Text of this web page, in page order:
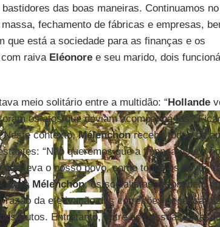
das boas maneiras. Continuamos
fechamento de fábricas e empresas,
que está a sociedade para as finanças e os
raiva Eléonoree seu marido, dois
meio solitário entre a multidão: “Hollande
os atos que deviam acompanhá-las?
Neste contexto,Mélenchonrecebe todos os
“Não queremos que a finança esteja
leva o nosso povo, como todos os povos
ParaMélenchon, os socialistas respondem
da efetivação das correções
frutos. Entretanto, entre as pessoas da